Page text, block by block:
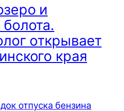
и
открывает
края